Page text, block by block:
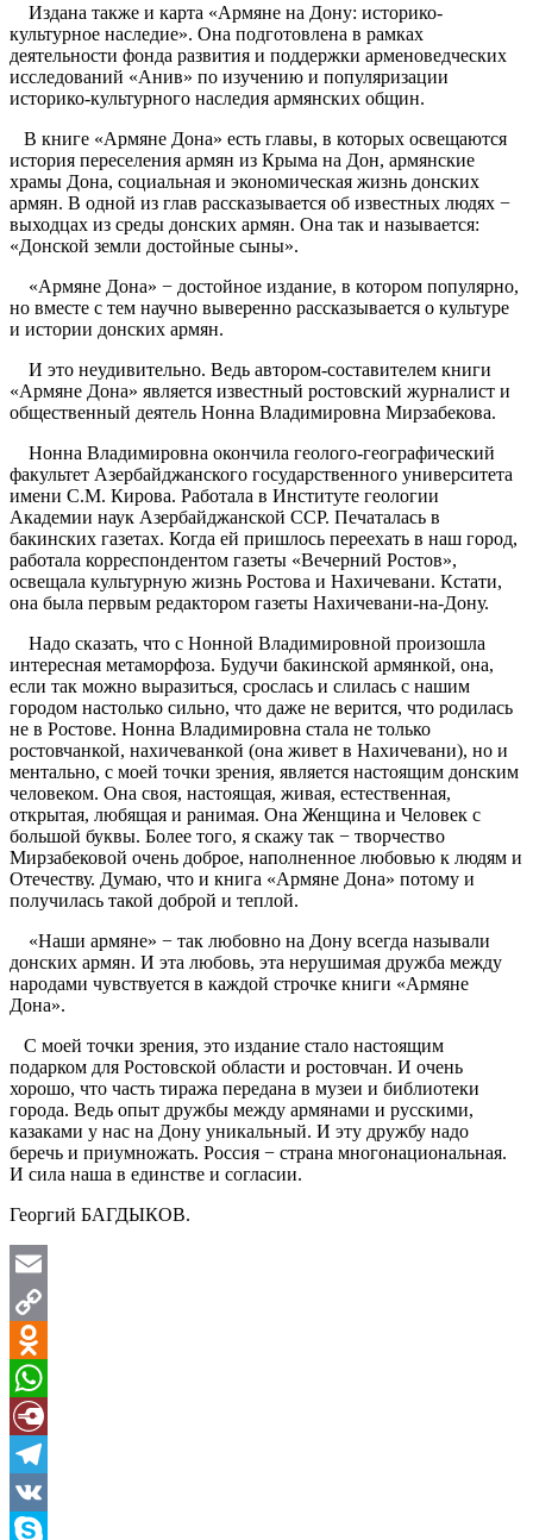
Издана также и карта «Армяне на Дону: историко-
культурное наследие». Она подготовлена в рамках
деятельности фонда развития и поддержки арменоведческих
исследований «Анив» по изучению и популяризации
историко-культурного наследия армянских общин.
В книге «Армяне Дона» есть главы, в которых освещаются
история переселения армян из Крыма на Дон, армянские
храмы Дона, социальная и экономическая жизнь донских
армян. В одной из глав рассказывается об известных людях −
выходцах из среды донских армян. Она так и называется:
«Донской земли достойные сыны».
«Армяне Дона» − достойное издание, в котором популярно,
но вместе с тем научно выверенно рассказывается о культуре
и истории донских армян.
И это неудивительно. Ведь автором-составителем книги
«Армяне Дона» является известный ростовский журналист и
общественный деятель Нонна Владимировна Мирзабекова.
Нонна Владимировна окончила геолого-географический
факультет Азербайджанского государственного университета
имени С.М. Кирова. Работала в Институте геологии
Академии наук Азербайджанской ССР. Печаталась в
бакинских газетах. Когда ей пришлось переехать в наш город,
работала корреспондентом газеты «Вечерний Ростов»,
освещала культурную жизнь Ростова и Нахичевани. Кстати,
она была первым редактором газеты Нахичевани-на-Дону.
Надо сказать, что с Нонной Владимировной произошла
интересная метаморфоза. Будучи бакинской армянкой, она,
если так можно выразиться, срослась и слилась с нашим
городом настолько сильно, что даже не верится, что родилась
не в Ростове. Нонна Владимировна стала не только
ростовчанкой, нахичеванкой (она живет в Нахичевани), но и
ментально, с моей точки зрения, является настоящим донским
человеком. Она своя, настоящая, живая, естественная,
открытая, любящая и ранимая. Она Женщина и Человек с
большой буквы. Более того, я скажу так − творчество
Мирзабековой очень доброе, наполненное любовью к людям и
Отечеству. Думаю, что и книга «Армяне Дона» потому и
получилась такой доброй и теплой.
«Наши армяне» − так любовно на Дону всегда называли
донских армян. И эта любовь, эта нерушимая дружба между
народами чувствуется в каждой строчке книги «Армяне
Дона».
С моей точки зрения, это издание стало настоящим
подарком для Ростовской области и ростовчан. И очень
хорошо, что часть тиража передана в музеи и библиотеки
города. Ведь опыт дружбы между армянами и русскими,
казаками у нас на Дону уникальный. И эту дружбу надо
беречь и приумножать. Россия − страна многонациональная.
И сила наша в единстве и согласии.
Георгий БАГДЫКОВ.
Email
Copy
Link
Odnoklassniki
WhatsApp
Diary.Ru
Telegram
VK